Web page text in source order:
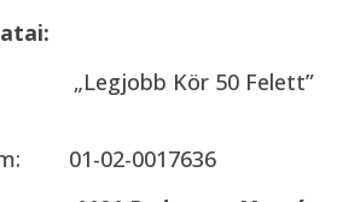
Kör 50 Felett”
01-02-0017636